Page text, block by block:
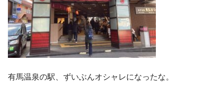
有馬温泉の駅、ずいぶんオシャレになったな。